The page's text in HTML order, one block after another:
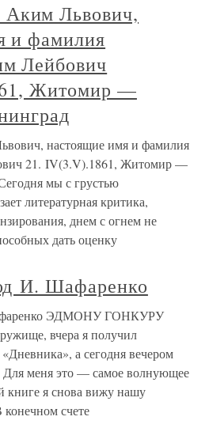
Львович,
и фамилия
Лейбович
Житомир —
настоящие имя и фамилия
21. IV(3.V).1861, Житомир —
мы с грустью
литературная критика,
днем с огнем не
дать оценку
И. Шафаренко
ЭДМОНУ ГОНКУРУ
вчера я получил
а сегодня вечером
Для меня это — самое волнующее
книге я снова вижу нашу
счете